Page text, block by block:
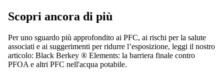
Scopri ancora di più
Per uno sguardo più approfondito ai PFC, ai rischi per la salute
associati e ai suggerimenti per ridurre l’esposizione, leggi il nostro
articolo: Black Berkey ® Elements: la barriera finale contro
PFOA e altri PFC nell'acqua potabile.